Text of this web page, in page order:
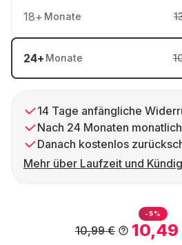
18+ Monate
24+ Monate
14 Tage anfängliche
Nach 24 Monaten
Danach kostenlos
Mehr über Laufzeit und
-5%
10,49
10,99 €